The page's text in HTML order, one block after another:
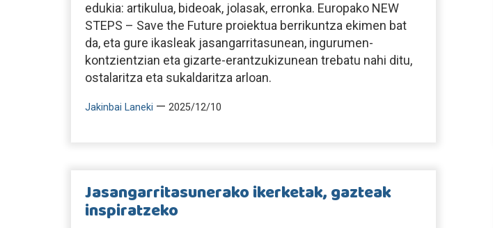
edukia: artikulua, bideoak, jolasak, erronka. Europako NEW
STEPS – Save the Future proiektua berrikuntza ekimen bat
da, eta gure ikasleak jasangarritasunean, ingurumen-
kontzientzian eta gizarte-erantzukizunean trebatu nahi ditu,
ostalaritza eta sukaldaritza arloan.
Jakinbai Laneki — 2025/12/10
Jasangarritasunerako ikerketak, gazteak
inspiratzeko